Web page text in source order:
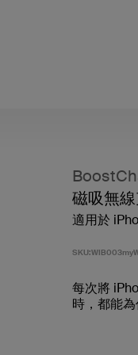
磁吸無
適用於
SKU:
每次將
時，都能